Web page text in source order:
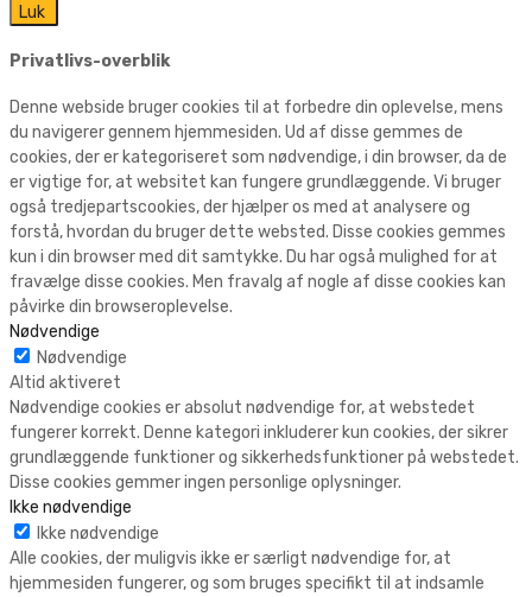
Luk
Privatlivs-overblik
Denne webside bruger cookies til at forbedre din oplevelse, mens
du navigerer gennem hjemmesiden. Ud af disse gemmes de
cookies, der er kategoriseret som nødvendige, i din browser, da de
er vigtige for, at websitet kan fungere grundlæggende. Vi bruger
også tredjepartscookies, der hjælper os med at analysere og
forstå, hvordan du bruger dette websted. Disse cookies gemmes
kun i din browser med dit samtykke. Du har også mulighed for at
fravælge disse cookies. Men fravalg af nogle af disse cookies kan
påvirke din browseroplevelse.
Nødvendige
Nødvendige
Altid aktiveret
Nødvendige cookies er absolut nødvendige for, at webstedet
fungerer korrekt. Denne kategori inkluderer kun cookies, der sikrer
grundlæggende funktioner og sikkerhedsfunktioner på webstedet.
Disse cookies gemmer ingen personlige oplysninger.
Ikke nødvendige
Ikke nødvendige
Alle cookies, der muligvis ikke er særligt nødvendige for, at
hjemmesiden fungerer, og som bruges specifikt til at indsamle